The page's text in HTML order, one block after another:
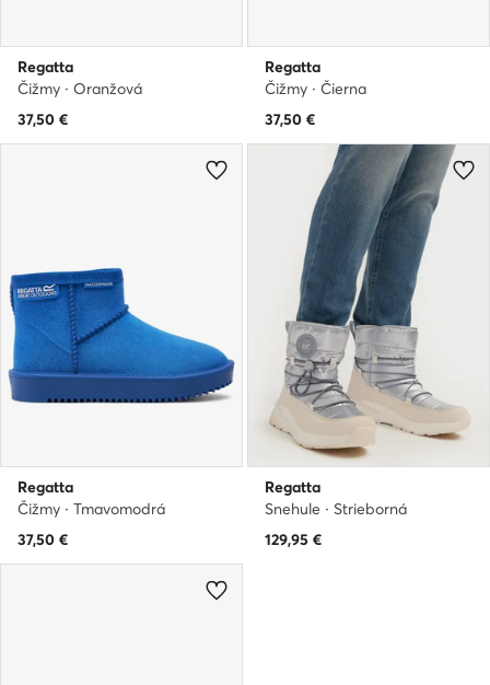
Regatta
Čižmy · Oranžová
37,50 €
Regatta
Čižmy · Čierna
37,50 €
Regatta
Čižmy · Tmavomodrá
37,50 €
Regatta
Snehule · Strieborná
129,95 €